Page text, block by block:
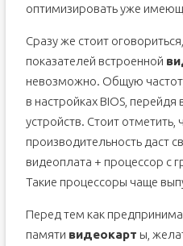
оптимизировать уже
Сразу же стоит
показателей встроенной
невозможно. Общую
в настройках BIOS,
устройств. Стоит
производительность даст
видеоплата + процессор с
Такие процессоры чаще
Перед тем как
памяти видеокарт ы,